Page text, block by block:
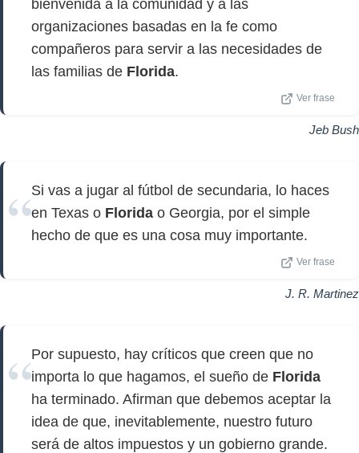
bienvenida a la comunidad y a las
organizaciones basadas en la fe como
compañeros para servir a las necesidades de
las familias de Florida.
Ver frase
Jeb Bush
Si vas a jugar al fútbol de secundaria, lo haces
en Texas o Florida o Georgia, por el simple
hecho de que es una cosa muy importante.
Ver frase
J. R. Martinez
Por supuesto, hay críticos que creen que no
importa lo que hagamos, el sueño de Florida
ha terminado. Afirman que debemos aceptar la
idea de que, inevitablemente, nuestro futuro
será de altos impuestos y un gobierno grande.